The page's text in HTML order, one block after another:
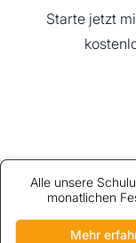
Starte jetzt
Credits bieten
Zugang zu unseren
Mehr
Alle unsere
monatlichen
Mehr